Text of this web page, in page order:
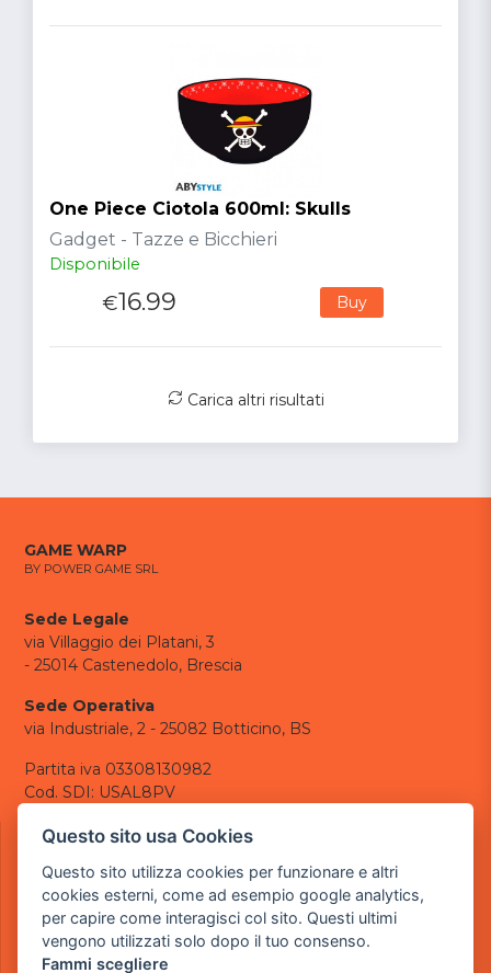
One Piece Ciotola 600ml: Skulls
Gadget - Tazze e Bicchieri
Disponibile
€16.99 Buy
Carica altri risultati
GAME WARP
BY POWER GAME SRL
Sede Legale
via Villaggio dei Platani, 3
- 25014 Castenedolo, Brescia
Sede Operativa
via Industriale, 2 - 25082 Botticino, BS
Partita iva 03308130982
Cod. SDI: USAL8PV
CONTATTI
tel.: +39 030 376 2377
tel.: +39 030 336 6259
pec:powergamesrl@legalmail.it
LINK UTILI
Questo sito usa Cookies
Questo sito utilizza cookies per funzionare e altri
cookies esterni, come ad esempio google analytics,
per capire come interagisci col sito. Questi ultimi
vengono utilizzati solo dopo il tuo consenso.
Fammi scegliere